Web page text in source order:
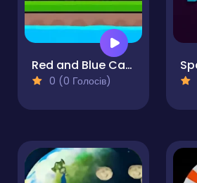
Red and Blue Castlewars
0 (0 Голосів)